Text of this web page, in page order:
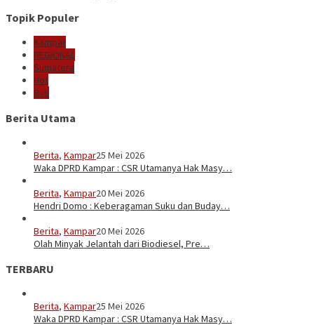
Topik Populer
Kampar
REGIONAL
Sumatera
Hot
Bus
Berita Utama
Berita, Kampar25 Mei 2026
Waka DPRD Kampar : CSR Utamanya Hak Masy…
Berita, Kampar20 Mei 2026
Hendri Domo : Keberagaman Suku dan Buday…
Berita, Kampar20 Mei 2026
Olah Minyak Jelantah dari Biodiesel, Pre…
TERBARU
Berita, Kampar25 Mei 2026
Waka DPRD Kampar : CSR Utamanya Hak Masy…